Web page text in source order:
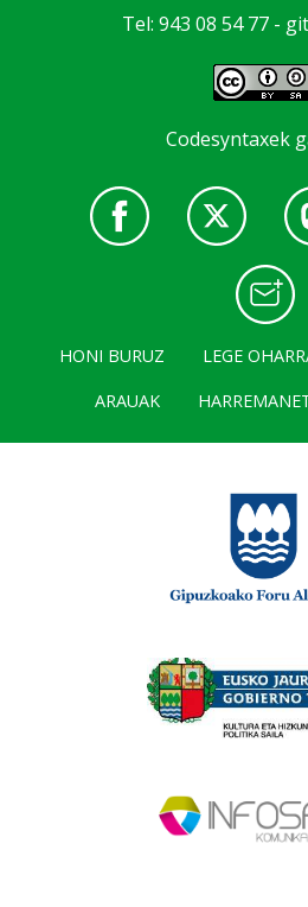
Tel: 943 08 54 77 -
Codesyntaxek
HONI BURUZ LEGE
ARAUAK